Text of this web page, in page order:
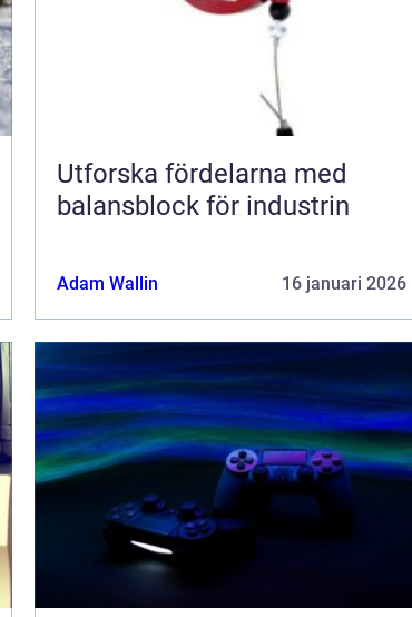
Utforska fördelarna med
balansblock för industrin
Adam Wallin 16 januari 2026